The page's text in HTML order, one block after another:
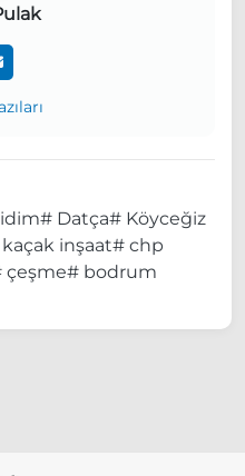
# Datça# Köyceğiz
inşaat# chp
çeşme# bodrum